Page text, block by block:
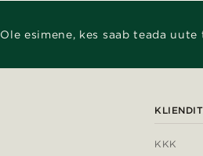
Ole esimene, kes saab teada
KKK